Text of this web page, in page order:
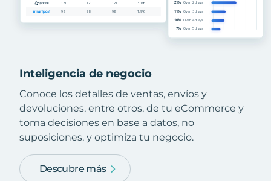
Inteligencia de negocio
Conoce los detalles de ventas, envíos y
devoluciones, entre otros, de tu eCommerce y
toma decisiones en base a datos, no
suposiciones, y optimiza tu negocio.
Descubre más